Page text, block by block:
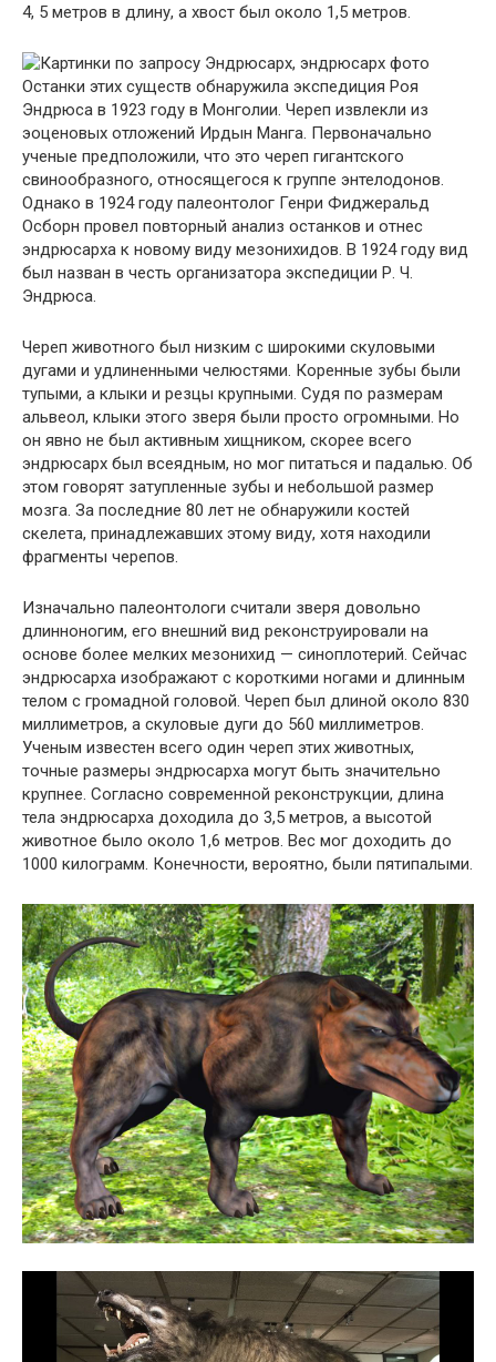
4, 5 метров в длину, а хвост был около 1,5 метров.
Останки этих существ обнаружила экспедиция Роя
Эндрюса в 1923 году в Монголии. Череп извлекли из
эоценовых отложений Ирдын Манга. Первоначально
ученые предположили, что это череп гигантского
свинообразного, относящегося к группе энтелодонов.
Однако в 1924 году палеонтолог Генри Фиджеральд
Осборн провел повторный анализ останков и отнес
эндрюсарха к новому виду мезонихидов. В 1924 году вид
был назван в честь организатора экспедиции Р. Ч.
Эндрюса.
Череп животного был низким с широкими скуловыми
дугами и удлиненными челюстями. Коренные зубы были
тупыми, а клыки и резцы крупными. Судя по размерам
альвеол, клыки этого зверя были просто огромными. Но
он явно не был активным хищником, скорее всего
эндрюсарх был всеядным, но мог питаться и падалью. Об
этом говорят затупленные зубы и небольшой размер
мозга. За последние 80 лет не обнаружили костей
скелета, принадлежавших этому виду, хотя находили
фрагменты черепов.
Изначально палеонтологи считали зверя довольно
длинноногим, его внешний вид реконструировали на
основе более мелких мезонихид — синоплотерий. Сейчас
эндрюсарха изображают с короткими ногами и длинным
телом с громадной головой. Череп был длиной около 830
миллиметров, а скуловые дуги до 560 миллиметров.
Ученым известен всего один череп этих животных,
точные размеры эндрюсарха могут быть значительно
крупнее. Согласно современной реконструкции, длина
тела эндрюсарха доходила до 3,5 метров, а высотой
животное было около 1,6 метров. Вес мог доходить до
1000 килограмм. Конечности, вероятно, были пятипалыми.